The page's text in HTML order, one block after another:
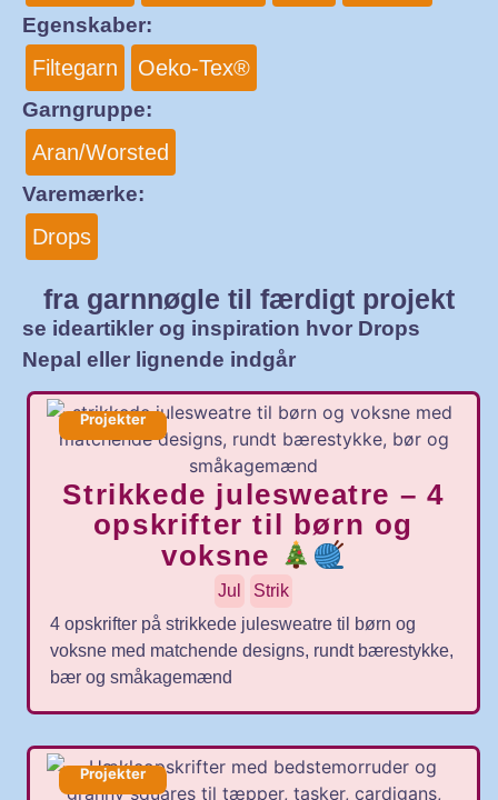
Egenskaber:
Filtegarn Oeko-Tex®
Garngruppe:
Aran/Worsted
Varemærke:
Drops
fra garnnøgle til færdigt projekt
se ideartikler og inspiration hvor Drops
Nepal eller lignende indgår
Projekter
Strikkede julesweatre – 4
opskrifter til børn og
voksne
Jul
Strik
4 opskrifter på strikkede julesweatre til børn og
voksne med matchende designs, rundt bærestykke,
bær og småkagemænd
Projekter